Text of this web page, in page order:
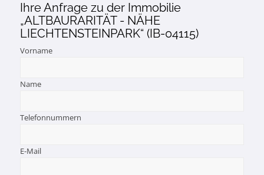
Ihre Anfrage zu der Immobilie
„ALTBAURARITÄT - NÄHE
LIECHTENSTEINPARK“ (IB-04115)
Vorname
Name
Telefonnummern
E-Mail